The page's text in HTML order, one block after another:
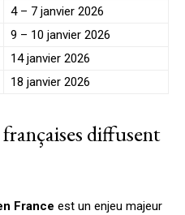
4 – 7 janvier 2026
9 – 10 janvier 2026
14 janvier 2026
18 janvier 2026
diffusent
France est un enjeu majeur